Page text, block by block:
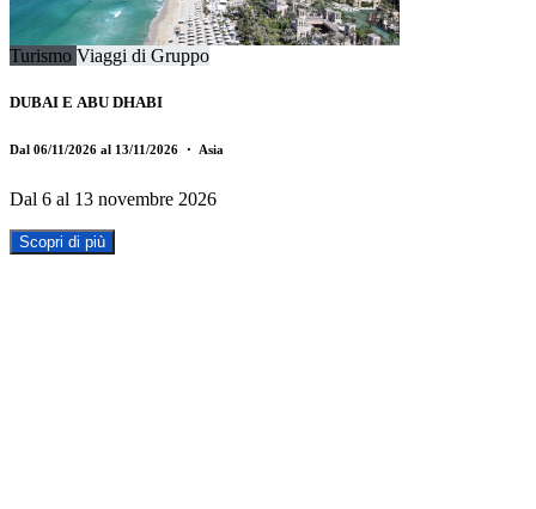
Turismo Viaggi di Gruppo
DUBAI E ABU DHABI
Dal 06/11/2026 al 13/11/2026 ・ Asia
Dal 6 al 13 novembre 2026
Scopri di più